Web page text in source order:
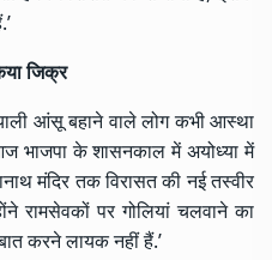
जिक्र
आंसू बहाने वाले लोग कभी आस्था
भाजपा के शासनकाल में अयोध्या में
मंदिर तक विरासत की नई तस्वीर
रामसेवकों पर गोलियां चलवाने का
करने लायक नहीं हैं.’